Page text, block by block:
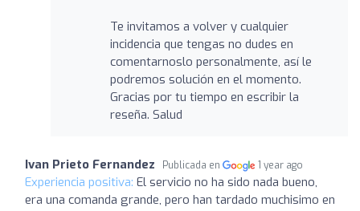
Te invitamos a volver y cualquier
incidencia que tengas no dudes en
comentarnoslo personalmente, así le
podremos solución en el momento.
Gracias por tu tiempo en escribir la
reseña. Salud
Ivan Prieto Fernandez Publicada en 1 year ago
Experiencia positiva: El servicio no ha sido nada bueno,
era una comanda grande, pero han tardado muchisimo en